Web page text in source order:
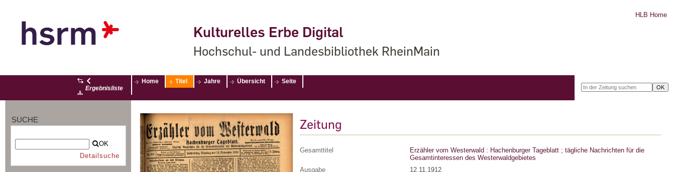
Kulturelles Erbe Digital
Hochschul- und Landesbibliothek RheinMain
HLB Home
Ergebnisliste
Home Titel Jahre Übersicht Seite
SUCHE
OK
Detailsuche
Zeitung
Gesamttitel
Erzähler vom Westerwald : Hachenburger Tageblatt ; tägliche Nachrichten für die
Gesamtinteressen des Westerwaldgebietes
Ausgabe
12.11.1912